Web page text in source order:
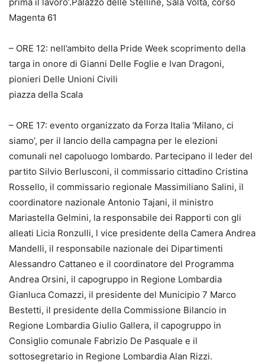
Magenta 61
– ORE 12: nell’ambito della Pride Week scoprimento della
targa in onore di Gianni Delle Foglie e Ivan Dragoni,
pionieri Delle Unioni Civili
piazza della Scala
– ORE 17: evento organizzato da Forza Italia ‘Milano, ci
siamo’, per il lancio della campagna per le elezioni
comunali nel capoluogo lombardo. Partecipano il leder del
partito Silvio Berlusconi, il commissario cittadino Cristina
Rossello, il commissario regionale Massimiliano Salini, il
coordinatore nazionale Antonio Tajani, il ministro
Mariastella Gelmini, la responsabile dei Rapporti con gli
alleati Licia Ronzulli, l vice presidente della Camera Andrea
Mandelli, il responsabile nazionale dei Dipartimenti
Alessandro Cattaneo e il coordinatore del Programma
Andrea Orsini, il capogruppo in Regione Lombardia
Gianluca Comazzi, il presidente del Municipio 7 Marco
Bestetti, il presidente della Commissione Bilancio in
Regione Lombardia Giulio Gallera, il capogruppo in
Consiglio comunale Fabrizio De Pasquale e il
sottosegretario in Regione Lombardia Alan Rizzi.